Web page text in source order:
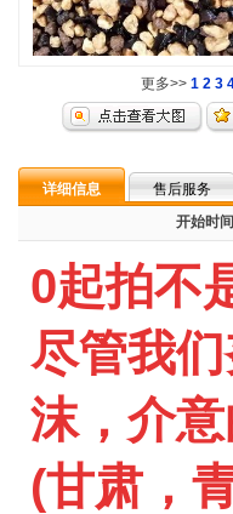
更多>> 1 2 3
详细信息 售后服务
开始时间
0起拍不
尽管我
沫，介
(甘肃，